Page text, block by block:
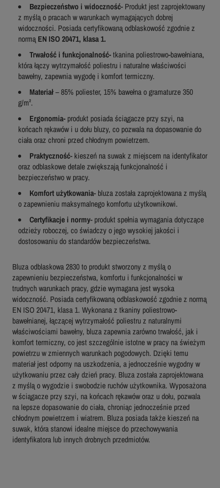
Bezpieczeństwo i widoczność- Produkt jest zaprojektowany
z myślą o pracach w warunkach wymagających dobrej
widoczności. Posiada certyfikowaną odblaskowość zgodnie z
normą EN ISO 20471, klasa 1.
Trwałość i funkcjonalność-tkanina poliestrowo-bawełniana,
która łączy wytrzymałość poliestru i naturalne właściwości
bawełny, zapewnia wygodę i komfort termiczny.
Materiał– 85% poliester, 15% bawełna o gramaturze 350
g/m².
Ergonomia- produkt posiada ściągacze przy szyi, na
końcach rękawów i u dołu bluzy, co pozwala na dopasowanie do
ciała oraz chroni przed chłodnym powietrzem.
Praktyczność- kieszeń na suwak z miejscem na identyfikator
oraz odblaskowe detale zwiększają funkcjonalność i
bezpieczeństwo w pracy.
Komfort użytkowania- bluza została zaprojektowana z myślą
o zapewnieniu maksymalnego komfortu użytkownikowi.
Certyfikacje i normy- produkt spełnia wymagania dotyczące
odzieży roboczej, co świadczy o jego wysokiej jakości i
dostosowaniu do standardów bezpieczeństwa.
Bluza odblaskowa 2830 to produkt stworzony z myślą o
zapewnieniu bezpieczeństwa, komfortu i funkcjonalności w
trudnych warunkach pracy, gdzie wymagana jest wysoka
widoczność. Posiada certyfikowaną odblaskowość zgodnie z normą
EN ISO 20471, klasa 1. Wykonana z tkaniny poliestrowo-
bawełnianej, łączącej wytrzymałość poliestru z naturalnymi
właściwościami bawełny, bluza zapewnia zarówno trwałość, jak i
komfort termiczny, co jest szczególnie istotne w pracy na świeżym
powietrzu w zmiennych warunkach pogodowych. Dzięki temu
materiał jest odporny na uszkodzenia, a jednocześnie wygodny w
użytkowaniu przez cały dzień pracy. Bluza została zaprojektowana
z myślą o wygodzie i swobodzie ruchów użytkownika. Wyposażona
w ściągacze przy szyi, na końcach rękawów oraz u dołu, pozwala
na lepsze dopasowanie do ciała, chroniąc jednocześnie przed
chłodnym powietrzem i wiatrem. Bluza posiada także kieszeń na
suwak, która stanowi idealne miejsce do przechowywania
identyfikatora lub innych drobnych przedmiotów.